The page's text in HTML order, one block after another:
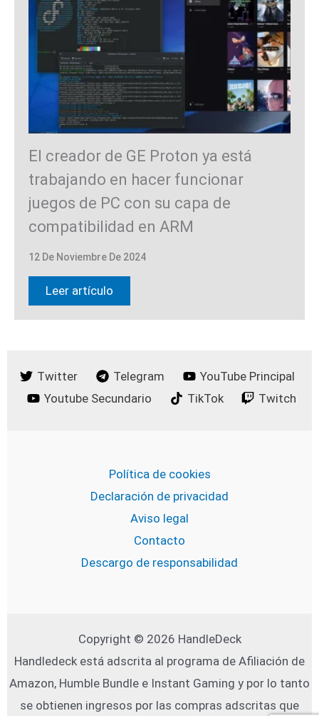
El creador de GE Proton ya está
trabajando en hacer funcionar
juegos de PC con su capa de
compatibilidad en ARM
12 De Noviembre De 2024
Leer artículo
Twitter Telegram
YouTube Principal
Youtube Secundario
TikTok Twitch
Política de cookies
Declaración de privacidad
Aviso legal
Contacto
Descargo de responsabilidad
Copyright © 2026 HandleDeck
Handledeck está adscrita al programa de Afiliación de
Amazon, Humble Bundle e Instant Gaming y por lo tanto
se obtienen ingresos por las compras adscritas que